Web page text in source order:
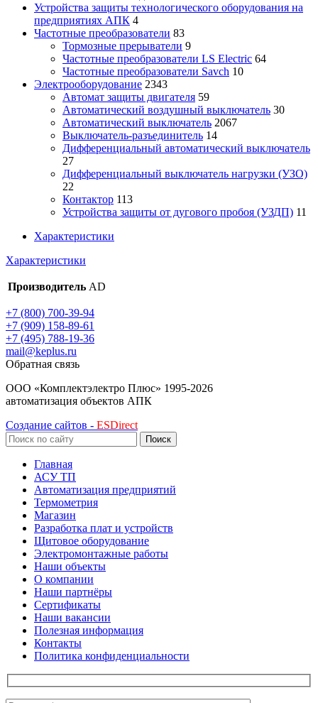
Устройства защиты технологического оборудования на
предприятиях АПК 4
Частотные преобразователи 83
Тормозные прерыватели 9
Частотные преобразователи LS Electric 64
Частотные преобразователи Savch 10
Электрооборудование 2343
Автомат защиты двигателя 59
Автоматический воздушный выключатель 30
Автоматический выключатель 2067
Выключатель-разъединитель 14
Дифференциальный автоматический выключатель
27
Дифференциальный выключатель нагрузки (УЗО)
22
Контактор 113
Устройства защиты от дугового пробоя (УЗДП) 11
Характеристики
Характеристики
Производитель AD
+7 (800) 700-39-94
+7 (909) 158-89-61
+7 (495) 788-19-36
mail@keplus.ru
Обратная связь
ООО «Комплектэлектро Плюс» 1995-2026
автоматизация объектов АПК
Создание сайтов - ESDirect
Поиск
Главная
АСУ ТП
Автоматизация предприятий
Термометрия
Магазин
Разработка плат и устройств
Щитовое оборудование
Электромонтажные работы
Наши объекты
О компании
Наши партнёры
Сертификаты
Наши вакансии
Полезная информация
Контакты
Политика конфиденциальности